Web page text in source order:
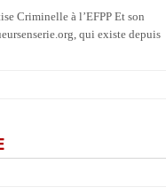
Criminelle à l’EFPP Et son
qui existe depuis